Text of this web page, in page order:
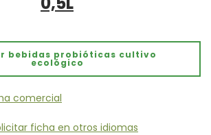
bebidas probióticas cultivo
ecológico
comercial
ficha en otros idiomas